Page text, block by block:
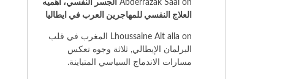
Abderrazak Saai on
الجسر النفسي، اهميه
العلاج النفسي للمهاجرين العرب في ايطاليا
Lhoussaine Ait alla on
المغرب في قلب
البرلمان الإيطالي, ثلاثة وجوه تعكس
مسارات الاندماج السياسي المتباينة.